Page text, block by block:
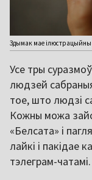
Здымак мае ілюстрацыйны
Усе тры
людзей
тое, што людзі
Кожны можа
«Белсата» і
лайкі і пакідае
тэлеграм-